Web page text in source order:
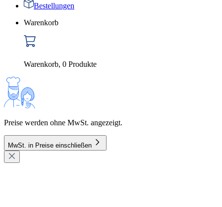
Bestellungen
Warenkorb
Warenkorb, 0 Produkte
Preise werden ohne MwSt. angezeigt.
MwSt. in Preise einschließen